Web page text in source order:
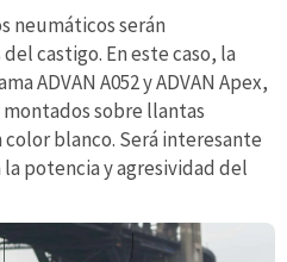
neumáticos serán
castigo. En este caso, la
ADVAN A052 y ADVAN Apex,
sobre llantas
blanco. Será interesante
potencia y agresividad del